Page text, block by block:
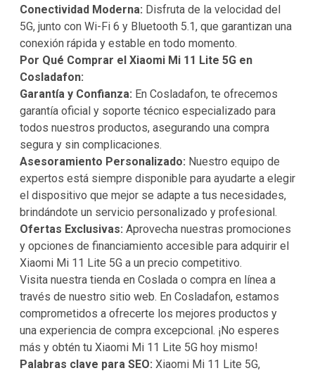
Conectividad Moderna: Disfruta de la velocidad del
5G, junto con Wi-Fi 6 y Bluetooth 5.1, que garantizan una
conexión rápida y estable en todo momento.
Por Qué Comprar el Xiaomi Mi 11 Lite 5G en
Cosladafon:
Garantía y Confianza: En Cosladafon, te ofrecemos
garantía oficial y soporte técnico especializado para
todos nuestros productos, asegurando una compra
segura y sin complicaciones.
Asesoramiento Personalizado: Nuestro equipo de
expertos está siempre disponible para ayudarte a elegir
el dispositivo que mejor se adapte a tus necesidades,
brindándote un servicio personalizado y profesional.
Ofertas Exclusivas: Aprovecha nuestras promociones
y opciones de financiamiento accesible para adquirir el
Xiaomi Mi 11 Lite 5G a un precio competitivo.
Visita nuestra tienda en Coslada o compra en línea a
través de nuestro sitio web. En Cosladafon, estamos
comprometidos a ofrecerte los mejores productos y
una experiencia de compra excepcional. ¡No esperes
más y obtén tu Xiaomi Mi 11 Lite 5G hoy mismo!
Palabras clave para SEO: Xiaomi Mi 11 Lite 5G,